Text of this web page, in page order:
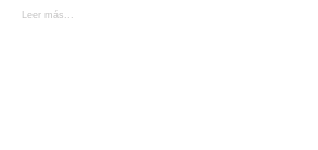
Leer más...